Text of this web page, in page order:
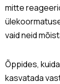
mitte
vaid neid
Õppides,
kasvatada